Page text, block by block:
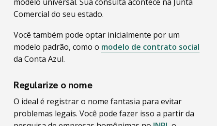
Comercial do seu estado.
Você também pode optar inicialmente por um
modelo padrão, como o modelo de contrato social
da Conta Azul.
Regularize o nome
O ideal é registrar o nome fantasia para evitar
problemas legais. Você pode fazer isso a partir da